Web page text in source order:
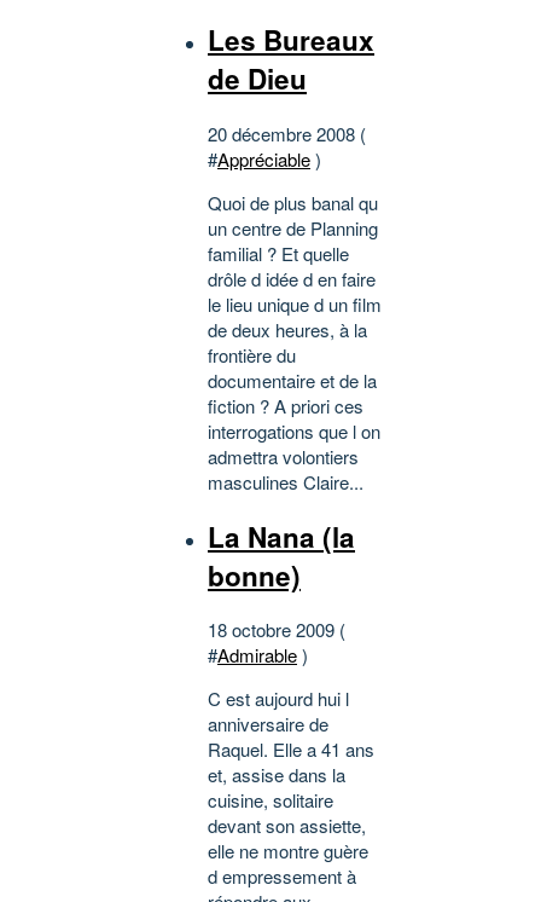
Les Bureaux
de Dieu
20 décembre 2008 (
#Appréciable)
Quoi de plus banal qu
un centre de Planning
familial ? Et quelle
drôle d idée d en faire
le lieu unique d un film
de deux heures, à la
frontière du
documentaire et de la
fiction ? A priori ces
interrogations que l on
admettra volontiers
masculines Claire...
La Nana (la
bonne)
18 octobre 2009 (
#Admirable)
C est aujourd hui l
anniversaire de
Raquel. Elle a 41 ans
et, assise dans la
cuisine, solitaire
devant son assiette,
elle ne montre guère
d empressement à